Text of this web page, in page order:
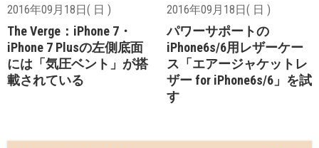
2016年09月18日( 日 )
The Verge：iPhone 7・
iPhone 7 Plusの左側底面
には「気圧ベント」が搭
載されている
2016年09月18日( 日 )
パワーサポートの
iPhone6s/6用レザーケー
ス「エアージャケットレ
ザー for iPhone6s/6」を試
す